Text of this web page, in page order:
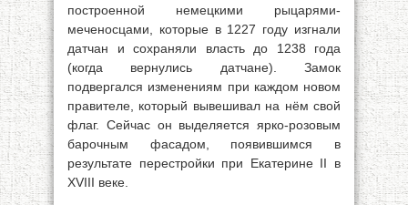
построенной немецкими рыцарями-
меченосцами, которые в 1227 году изгнали
датчан и сохраняли власть до 1238 года
(когда вернулись датчане). Замок
подвергался изменениям при каждом новом
правителе, который вывешивал на нём свой
флаг. Сейчас он выделяется ярко-розовым
барочным фасадом, появившимся в
результате перестройки при Екатерине II в
XVIII веке.